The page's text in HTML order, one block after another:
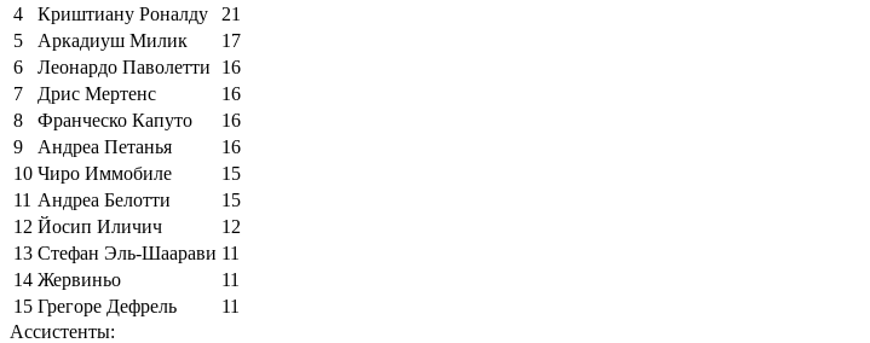
4
Криштиану Роналду
21
5
Аркадиуш Милик
17
6
Леонардо Паволетти
16
7
Дрис Мертенс
16
8
Франческо Капуто
16
9
Андреа Петанья
16
10 Чиро Иммобиле
15
11 Андреа Белотти
15
12 Йосип Иличич
12
13 Стефан Эль-Шаарави 11
14 Жервиньо
11
15 Грегоре Дефрель
11
Ассистенты: